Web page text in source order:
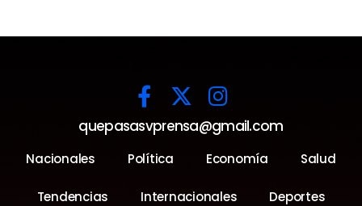
quepasasvprensa@gmail.com
Nacionales Política Economía Salud
Tendencias Internacionales Deportes